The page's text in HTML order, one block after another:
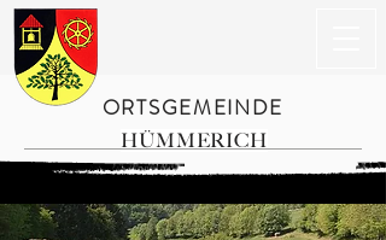
ORTSGEMEINDE
HÜMMERICH